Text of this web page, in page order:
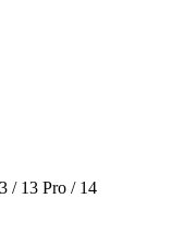
/ 13 Pro / 14